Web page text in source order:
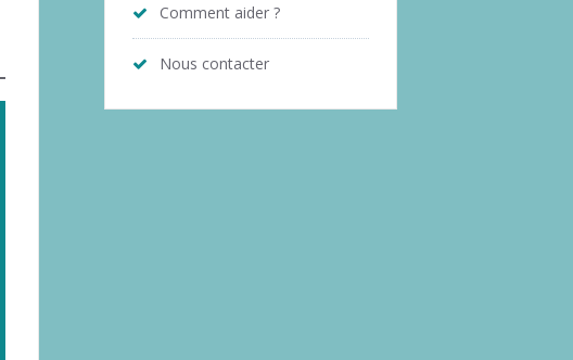
Comment aider ?
Nous contacter